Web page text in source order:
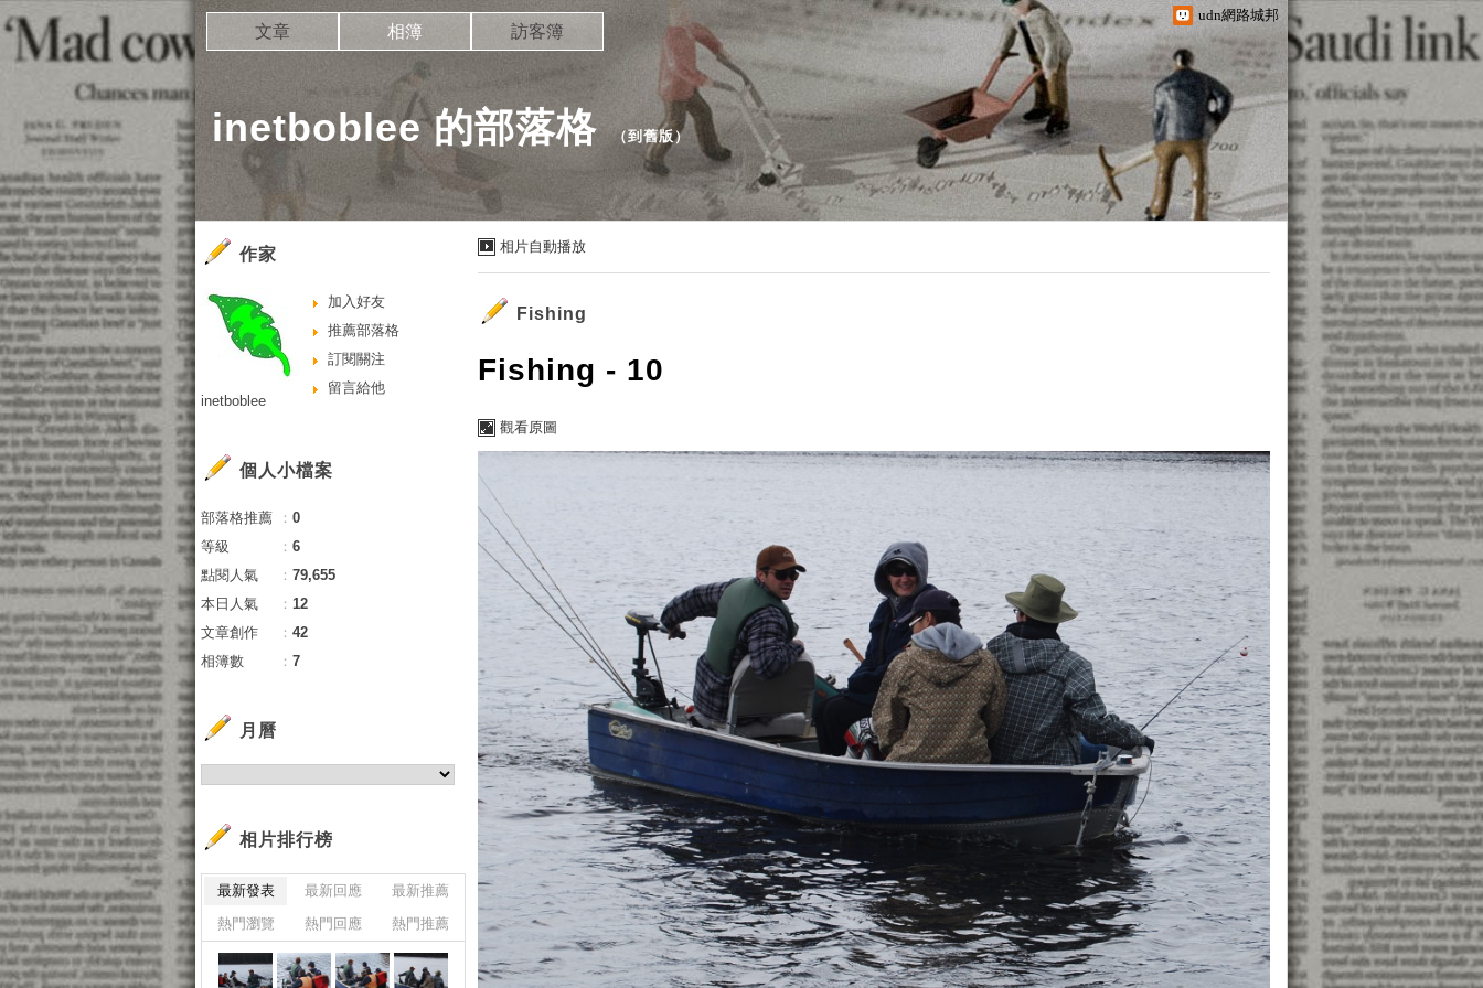
udn網路城邦
inetboblee 的部落格 （到舊版）
文章 相簿 訪客簿
相片自動播放
Fishing
Fishing - 10
觀看原圖
作家
加入好友
推薦部落格
訂閱關注
留言給他
inetboblee
個人小檔案
部落格推薦 ： 0
等級
： 6
點閱人氣
： 79,655
本日人氣
： 12
文章創作
： 42
相簿數
： 7
月曆
相片排行榜
最新發表 最新回應
最新推薦
熱門瀏覽
熱門回應 熱門推薦